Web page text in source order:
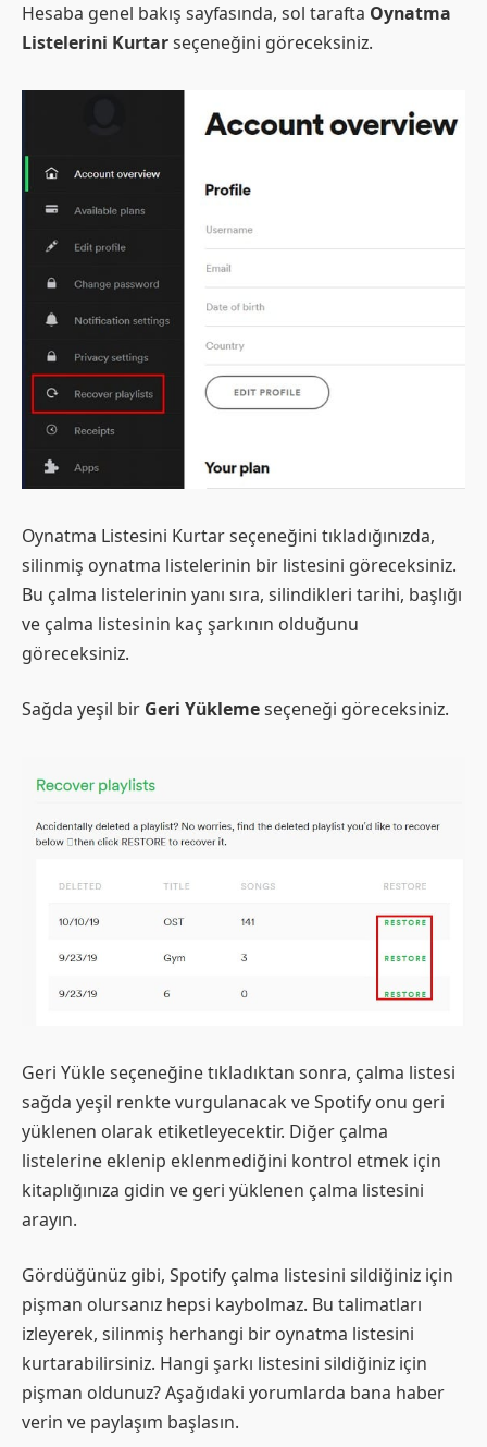
Hesaba genel bakış sayfasında, sol tarafta Oynatma
Listelerini Kurtarseçeneğini göreceksiniz.
Oynatma Listesini Kurtar seçeneğini tıkladığınızda,
silinmiş oynatma listelerinin bir listesini göreceksiniz.
Bu çalma listelerinin yanı sıra, silindikleri tarihi, başlığı
ve çalma listesinin kaç şarkının olduğunu
göreceksiniz.
Sağda yeşil bir Geri Yüklemeseçeneği göreceksiniz.
Geri Yükle seçeneğine tıkladıktan sonra, çalma listesi
sağda yeşil renkte vurgulanacak ve Spotify onu geri
yüklenen olarak etiketleyecektir. Diğer çalma
listelerine eklenip eklenmediğini kontrol etmek için
kitaplığınıza gidin ve geri yüklenen çalma listesini
arayın.
Gördüğünüz gibi, Spotify çalma listesini sildiğiniz için
pişman olursanız hepsi kaybolmaz. Bu talimatları
izleyerek, silinmiş herhangi bir oynatma listesini
kurtarabilirsiniz. Hangi şarkı listesini sildiğiniz için
pişman oldunuz? Aşağıdaki yorumlarda bana haber
verin ve paylaşım başlasın.